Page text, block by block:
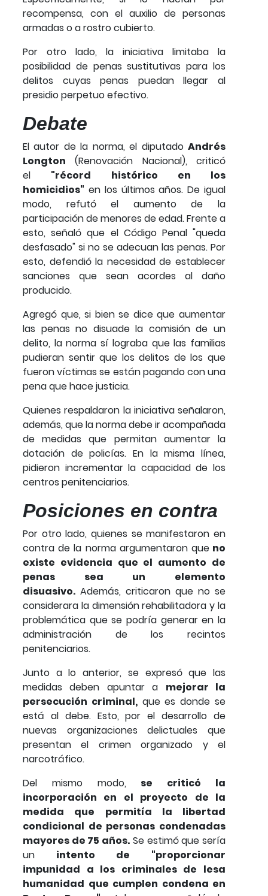
recompensa, con el auxilio de personas
armadas o a rostro cubierto.
Por otro lado, la iniciativa limitaba la
posibilidad de penas sustitutivas para los
delitos cuyas penas puedan llegar al
presidio perpetuo efectivo.
Debate
El autor de la norma, el diputado Andrés
Longton (Renovación Nacional), criticó
el "récord histórico en los
homicidios" en los últimos años. De igual
modo, refutó el aumento de la
participación de menores de edad. Frente a
esto, señaló que el Código Penal "queda
desfasado" si no se adecuan las penas. Por
esto, defendió la necesidad de establecer
sanciones que sean acordes al daño
producido.
Agregó que, si bien se dice que aumentar
las penas no disuade la comisión de un
delito, la norma sí lograba que las familias
pudieran sentir que los delitos de los que
fueron víctimas se están pagando con una
pena que hace justicia.
Quienes respaldaron la iniciativa señalaron,
además, que la norma debe ir acompañada
de medidas que permitan aumentar la
dotación de policías. En la misma línea,
pidieron incrementar la capacidad de los
centros penitenciarios.
Posiciones en contra
Por otro lado, quienes se manifestaron en
contra de la norma argumentaron queno
existe evidencia que el aumento de
penas sea un elemento
disuasivo. Además, criticaron que no se
considerara la dimensión rehabilitadora y la
problemática que se podría generar en la
administración de los recintos
penitenciarios.
Junto a lo anterior, se expresó que las
medidas deben apuntar a mejorar la
persecución criminal,que es donde se
está al debe. Esto, por el desarrollo de
nuevas organizaciones delictuales que
presentan el crimen organizado y el
narcotráfico.
Del mismo modo, se criticó la
incorporación en el proyecto de la
medida que permitía la libertad
condicional de personas condenadas
mayores de 75 años. Se estimó que sería
un intento de "proporcionar
impunidad a los criminales de lesa
humanidad que cumplen condena en